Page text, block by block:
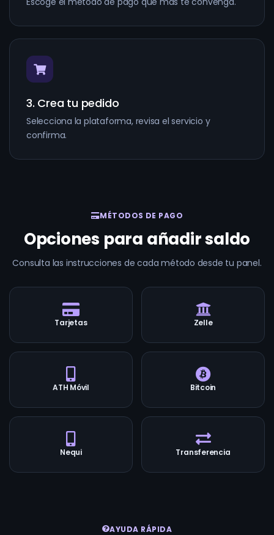
3. Crea tu pedido
Selecciona la plataforma, revisa el servicio y
confirma.
MÉTODOS DE PAGO
Opciones para añadir saldo
Consulta las instrucciones de cada método desde tu panel.
Tarjetas Zelle
ATH Móvil Bitcoin
Nequi Transferencia
AYUDA RÁPIDA